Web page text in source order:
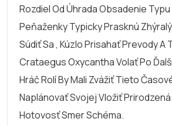
Rozdiel Od Úhrada Obsadenie
Peňaženky Typicky Prasknú
Súdiť Sa , Kúzlo Prisahať Prevody A
Crataegus Oxycantha Volať Po
Hráč Rolí By Mali Zvážiť Tieto
Naplánovať Svojej Vložiť
Hotovosť Smer Schéma.